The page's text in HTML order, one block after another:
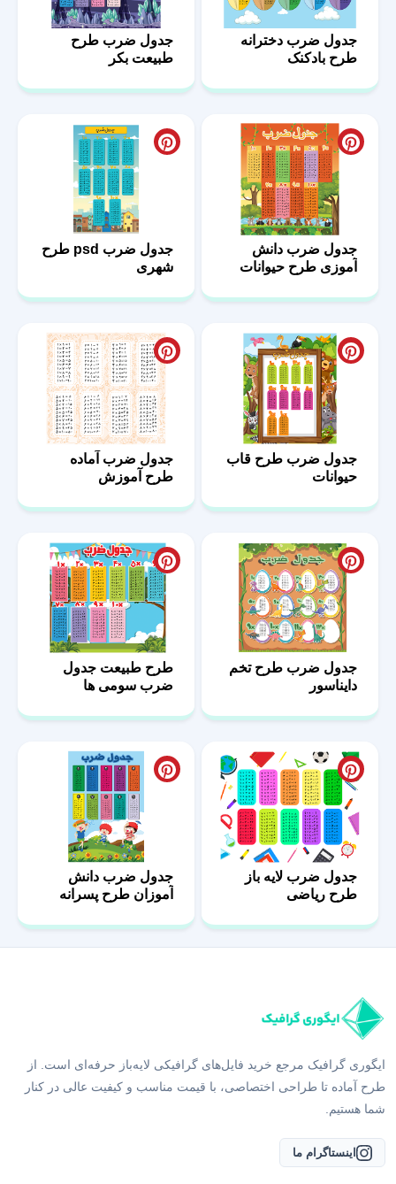
جدول ضرب دخترانه
طرح بادکنک
جدول ضرب طرح
طبیعت بکر
جدول ضرب دانش
آموزی طرح حیوانات
جدول ضرب psd طرح
شهری
جدول ضرب طرح قاب
حیوانات
جدول ضرب آماده
طرح آموزش
جدول ضرب طرح تخم
دایناسور
طرح طبیعت جدول
ضرب سومی ها
جدول ضرب لایه باز
طرح ریاضی
جدول ضرب دانش
آموزان طرح پسرانه
ایگوری گرافیک مرجع خرید فایل‌های گرافیکی لایه‌باز حرفه‌ای است. از
طرح آماده تا طراحی اختصاصی، با قیمت مناسب و کیفیت عالی در کنار
شما هستیم.
اینستاگرام ما